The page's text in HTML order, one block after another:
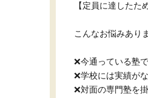
【定員に達したた
こんなお悩みあり
❌今通っている塾
❌学校には実績が
❌対面の専門塾を